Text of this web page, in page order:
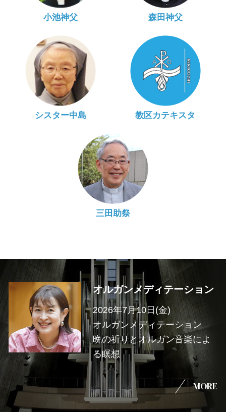
小池神父 森田神父
シスター中島 教区カテキスタ
三田助祭
オルガンメディテーション
2026年7月10日(金)
オルガンメディテーション
晩の祈りとオルガン音楽によ
る瞑想
MORE